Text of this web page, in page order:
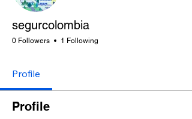
segurcolombia
0 Followers 1 Following
Profile
Profile